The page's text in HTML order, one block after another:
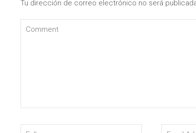
Tu dirección de correo electrónico no será